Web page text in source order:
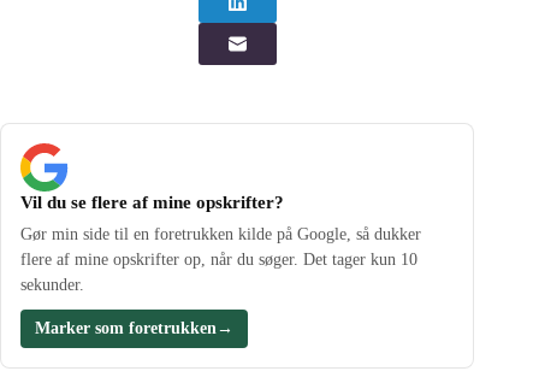
Vil du se flere af mine opskrifter?
Gør min side til en foretrukken kilde på Google, så dukker
flere af mine opskrifter op, når du søger. Det tager kun 10
sekunder.
Marker som foretrukken →